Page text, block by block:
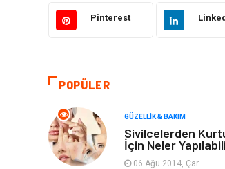
Yazılım
Giyim
Yeme & İçme Gıda
Keyif & Hobi Organizasyon
Pinterest
POPÜLER
GÜZELLIK & BAKIM
Sivilcelerden
İçin Neler
06 Ağu 2014, Çar